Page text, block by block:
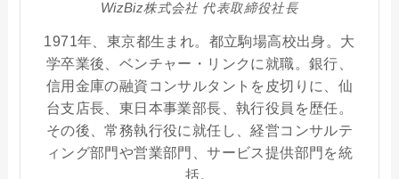
WizBiz株式会社 代表取締役社長
1971年、東京都生まれ。都立駒場高校出身。大
学卒業後、ベンチャー・リンクに就職。銀行、
信用金庫の融資コンサルタントを皮切りに、仙
台支店長、東日本事業部長、執行役員を歴任。
その後、常務執行役に就任し、経営コンサルテ
ィング部門や営業部門、サービス提供部門を統
括。